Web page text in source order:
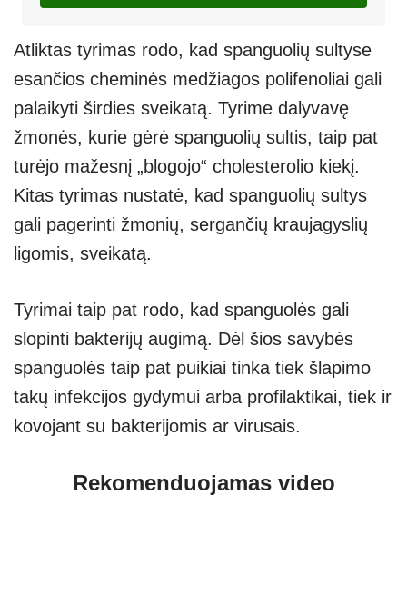
Atliktas tyrimas rodo, kad spanguolių sultyse
esančios cheminės medžiagos polifenoliai gali
palaikyti širdies sveikatą. Tyrime dalyvavę
žmonės, kurie gėrė spanguolių sultis, taip pat
turėjo mažesnį „blogojo“ cholesterolio kiekį.
Kitas tyrimas nustatė, kad spanguolių sultys
gali pagerinti žmonių, sergančių kraujagyslių
ligomis, sveikatą.
Tyrimai taip pat rodo, kad spanguolės gali
slopinti bakterijų augimą. Dėl šios savybės
spanguolės taip pat puikiai tinka tiek šlapimo
takų infekcijos gydymui arba profilaktikai, tiek ir
kovojant su bakterijomis ar virusais.
Rekomenduojamas video